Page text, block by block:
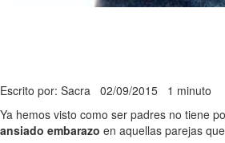
Escrito por: Sacra 02/09/2015 1 minuto
Ya hemos visto como ser padres no tiene
ansiado embarazo en aquellas parejas